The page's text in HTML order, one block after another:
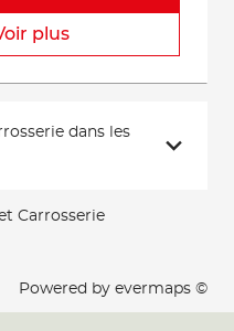
plus
dans les
Carrosserie
Powered by evermaps ©